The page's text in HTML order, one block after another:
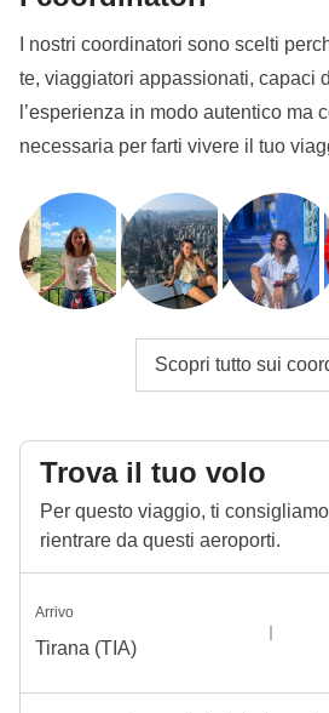
I nostri coordinatori sono scelti
te, viaggiatori appassionati, capaci
l’esperienza in modo autentico ma
necessaria per farti vivere il tuo
Scopri tutto sui
Trova il tuo volo
Per questo viaggio, ti
rientrare da questi aeroporti.
Arrivo
Tirana (TIA)